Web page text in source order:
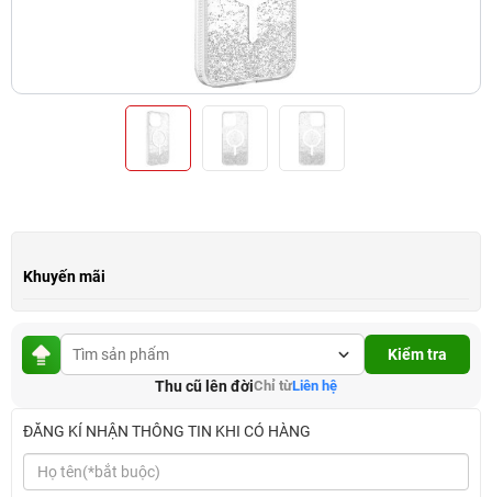
Khuyến mãi
Kiểm tra
Thu cũ lên đờiChỉ từLiên hệ
ĐĂNG KÍ NHẬN THÔNG TIN KHI CÓ HÀNG